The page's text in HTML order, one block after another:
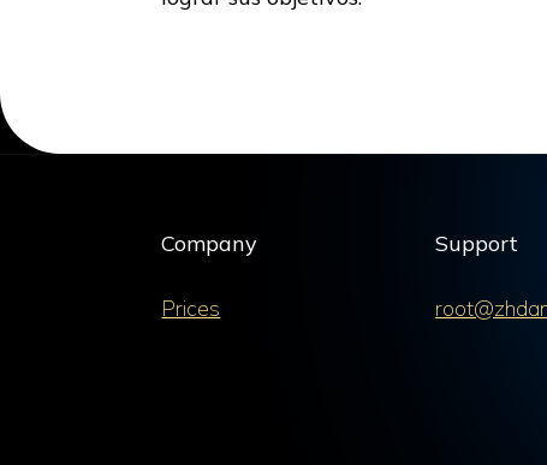
Company
Prices
Support